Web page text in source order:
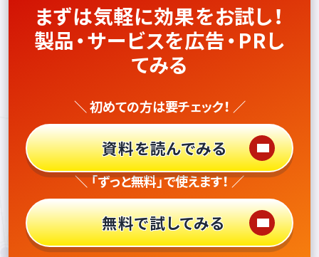
まずは気軽に効果をお試し！
製品・サービスを広告・PRし
てみる
＼ 初めての方は要チェック！ ／
資料を読んでみる
＼ 「ずっと無料」で使えます！ ／
無料で試してみる